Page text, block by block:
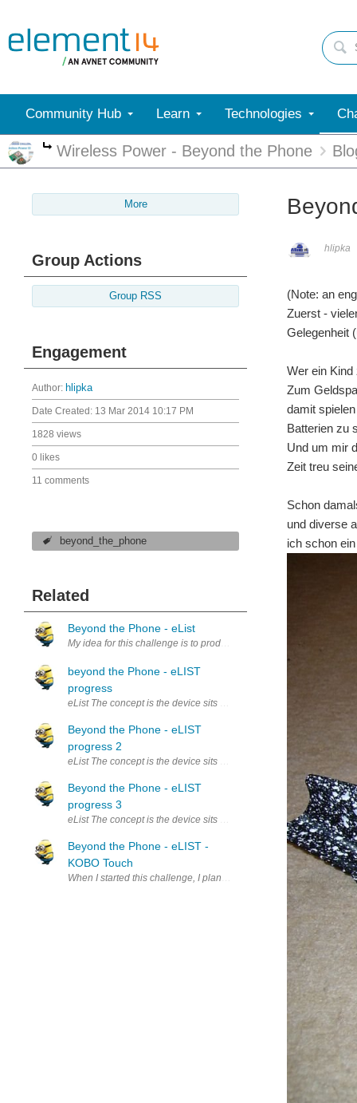
Community Hub Learn Technologies
More
Wireless Power - Beyond the Phone
More
Group Actions
Group RSS
Engagement
Author: hlipka
Date Created: 13 Mar 2014 10:17 PM
1828 views
0 likes
11 comments
beyond_the_phone
Related
Beyond the Phone - eList
My idea for this challenge is to produce an "Electronic Shopping
beyond the Phone - eLIST
progress
eList The concept is the device sits on the charger and receives
Beyond the Phone - eLIST
progress 2
eList The concept is the device sits on the charger and receives
Beyond the Phone - eLIST
progress 3
eList The concept is the device sits on the charger and receives
Beyond the Phone - eLIST -
KOBO Touch
When I started this challenge, I planned to use the BADGEr for
hlipka
(Note: an
Zuerst -
Gelegenheit
Wer ein
Zum
damit
Batterien zu
Und um mir
Zeit treu
Schon
und diverse
ich schon